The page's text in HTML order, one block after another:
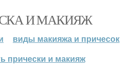
И МАКИЯЖ
виды макияжа и причесок
прически и макияж